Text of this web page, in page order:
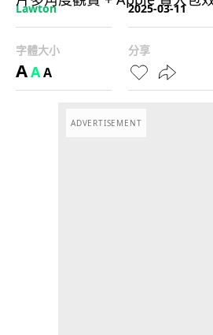
Lawton
2025-03-11
字體大小
AAA
分享
ADVERTISEMENT